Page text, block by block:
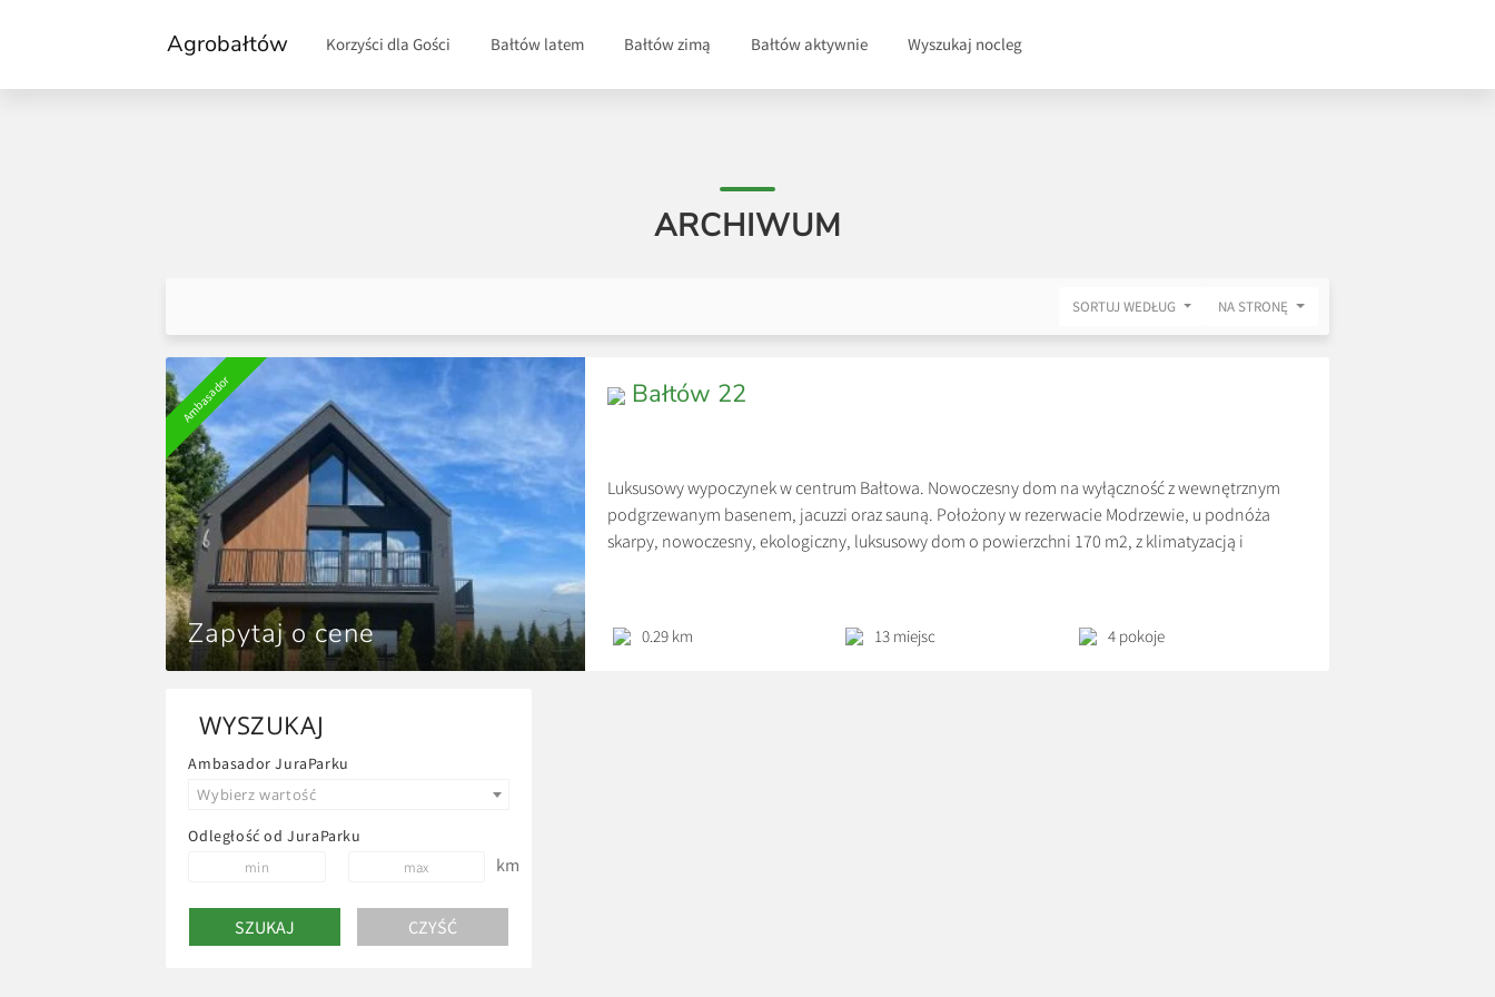
Agrobałtów Korzyści dla Gości Bałtów latem Bałtów zimą Bałtów aktywnie Wyszukaj nocleg
ARCHIWUM
SORTUJ WEDŁUG NA STRONĘ
Ambasador
Zapytaj o cene
Bałtów 22
Luksusowy wypoczynek w centrum Bałtowa. Nowoczesny dom na wyłączność z wewnętrznym
podgrzewanym basenem, jacuzzi oraz sauną. Położony w rezerwacie Modrzewie, u podnóża
skarpy, nowoczesny, ekologiczny, luksusowy dom o powierzchni 170 m2, z klimatyzacją i
0.29 km 13 miejsc 4 pokoje
WYSZUKAJ
Ambasador JuraParku
Wybierz wartość
Odległość od JuraParku
km